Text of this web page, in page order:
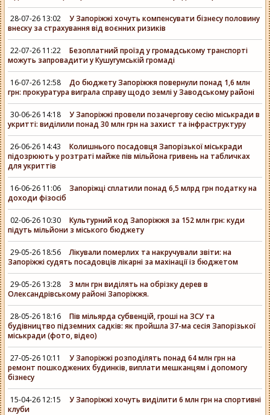
28-07-26 13:02
У Запоріжжі хочуть компенсувати бізнесу половину
внеску за страхування від воєнних ризиків
22-07-26 11:22
Безоплатний проїзд у громадському транспорті
можуть запровадити у Кушугумській громаді
16-07-26 12:58
До бюджету Запоріжжя повернули понад 1,6 млн
грн: прокуратура виграла справу щодо землі у Заводському районі
30-06-26 14:18
У Запоріжжі провели позачергову сесію міськради в
укритті: виділили понад 30 млн грн на захист та інфраструктуру
26-06-26 14:43
Колишнього посадовця Запорізької міськради
підозрюють у розтраті майже пів мільйона гривень на табличках
для укриттів
16-06-26 11:06
Запоріжці сплатили понад 6,5 млрд грн податку на
доходи фізосіб
02-06-26 10:30
Культурний код Запоріжжя за 152 млн грн: куди
підуть мільйони з міського бюджету
29-05-26 18:56
Лікували померлих та накручували звіти: на
Запоріжжі судять посадовців лікарні за махінації із бюджетом
29-05-26 13:28
3 млн грн виділять на обрізку дерев в
Олександрівському районі Запоріжжя.
28-05-26 18:16
Пів мільярда субвенцій, гроші на ЗСУ та
будівництво підземних садків: як пройшла 37-ма сесія Запорізької
міськради (фото, відео)
27-05-26 10:11
У Запоріжжі розподілять понад 64 млн грн на
ремонт пошкоджених будинків, виплати мешканцям і допомогу
бізнесу
15-04-26 12:15
У Запоріжжі хочуть виділити 6 млн грн на спортивні
клуби